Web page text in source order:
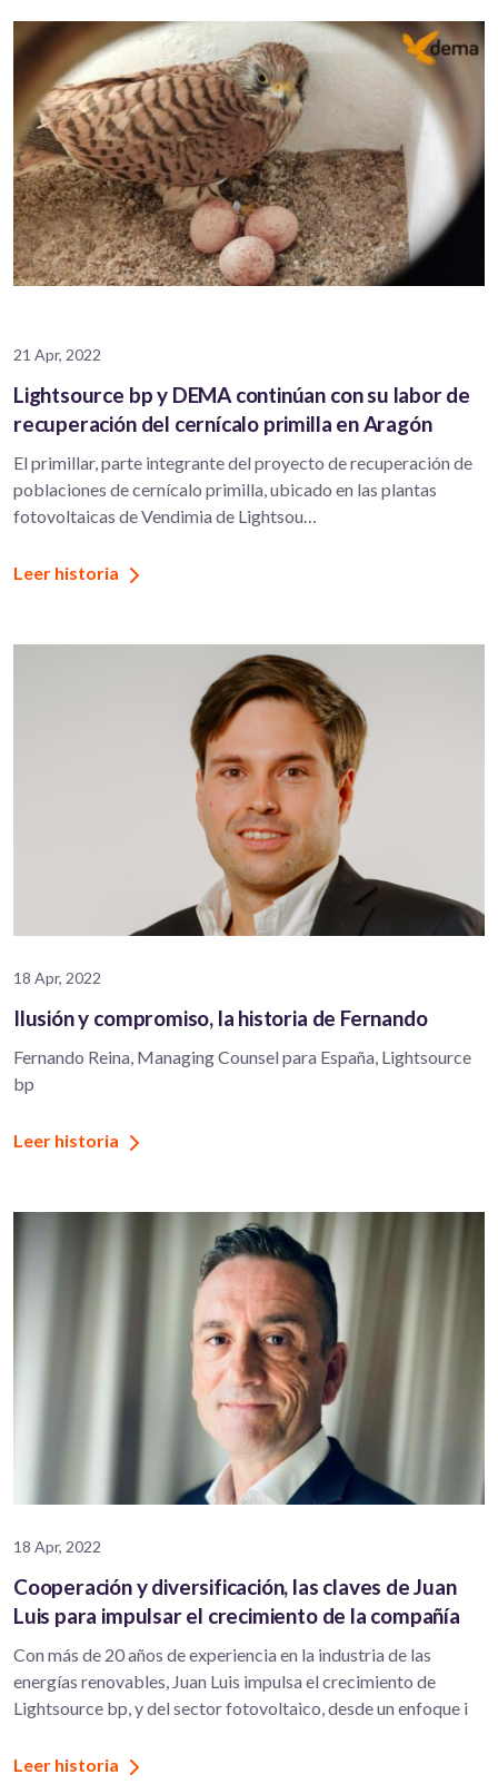
21 Apr, 2022
Lightsource bp y DEMA continúan con su labor de
recuperación del cernícalo primilla en Aragón
El primillar, parte integrante del proyecto de recuperación de
poblaciones de cernícalo primilla, ubicado en las plantas
fotovoltaicas de Vendimia de Lightsou…
Leer historia
18 Apr, 2022
Ilusión y compromiso, la historia de Fernando
Fernando Reina, Managing Counsel para España, Lightsource
bp
Leer historia
18 Apr, 2022
Cooperación y diversificación, las claves de Juan
Luis para impulsar el crecimiento de la compañía
Con más de 20 años de experiencia en la industria de las
energías renovables, Juan Luis impulsa el crecimiento de
Lightsource bp, y del sector fotovoltaico, desde un enfoque i
Leer historia